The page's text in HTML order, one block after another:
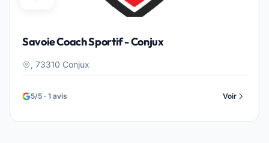
Savoie Coach Sportif - Conjux
, 73310 Conjux
5/5 · 1 avis Voir